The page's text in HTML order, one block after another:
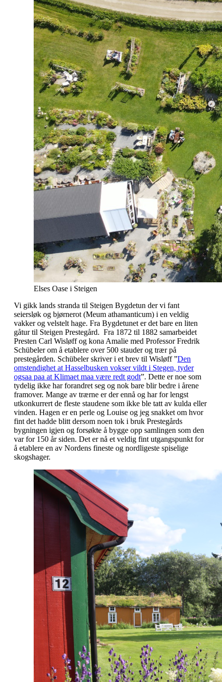
Elses Oase i Steigen
Vi gikk lands stranda til Steigen Bygdetun der vi fant
seiersløk og bjørnerot (Meum athamanticum) i en veldig
vakker og velstelt hage. Fra Bygdetunet er det bare en liten
gåtur til Steigen Prestegård. Fra 1872 til 1882 samarbeidet
Presten Carl Wisløff og kona Amalie med Professor Fredrik
Schübeler om å etablere over 500 stauder og trær på
prestegården. Schübelerskriver i et brev til Wisløff ”Den
omstendighet at Hasselbusken vokser vildt i Stegen, tyder
ogsaa paa at Klimaet maa være redt godt”. Dette er noe som
tydelig ikke har forandret seg og nok bare blir bedre i årene
framover. Mange av trærne er der ennå og har for lengst
utkonkurrert de fleste staudene som ikke ble tatt av kulda eller
vinden. Hagen er en perle og Louise og jeg snakket om hvor
fint det hadde blitt dersom noen tok i bruk Prestegårds
bygningen igjen og forsøkte å bygge opp samlingen som den
var for 150 år siden. Det er nå et veldig fint utgangspunkt for
å etablere en av Nordens fineste og nordligeste spiselige
skogshager.